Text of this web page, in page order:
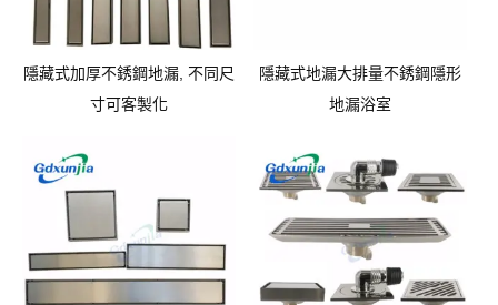
隱藏式加厚不銹鋼地漏, 不同尺
寸可客製化
隱藏式地漏大排量不銹鋼隱形
地漏浴室